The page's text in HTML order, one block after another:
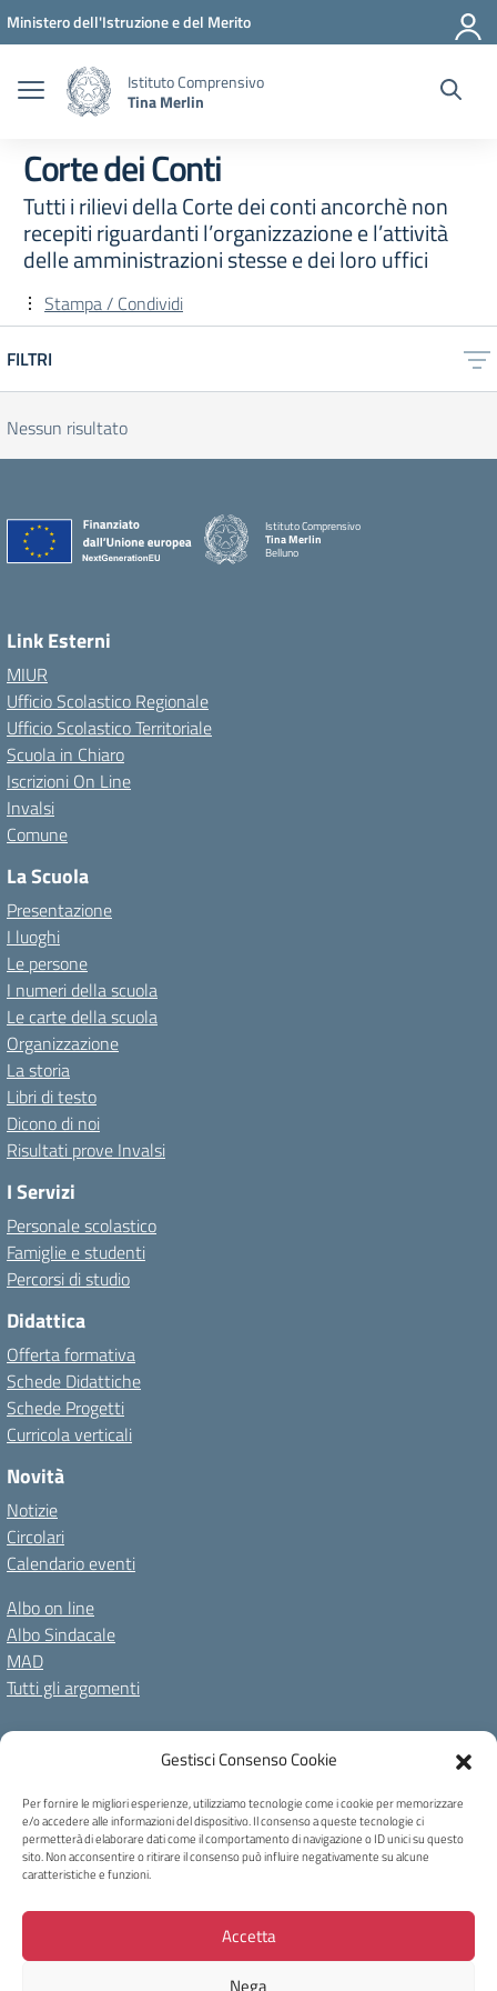
Gestisci Consenso Cookie
Per fornire le migliori esperienze, utilizziamo tecnologie come i cookie per memorizzare
e/o accedere alle informazioni del dispositivo. Il consenso a queste tecnologie ci
permetterà di elaborare dati come il comportamento di navigazione o ID unici su questo
sito. Non acconsentire o ritirare il consenso può influire negativamente su alcune
caratteristiche e funzioni.
Accetta
Nega
Vai ai contenuti
Vai al menu di navigazione
Vai al footer
Ministero dell'Istruzione e del Merito
Istituto Comprensivo
Tina Merlin
Corte dei Conti
Tutti i rilievi della Corte dei conti ancorchè non
recepiti riguardanti l’organizzazione e l’attività
delle amministrazioni stesse e dei loro uffici
Stampa / Condividi
FILTRI
Nessun risultato
Istituto Comprensivo
Tina Merlin
Belluno
Link Esterni
MIUR
Ufficio Scolastico Regionale
Ufficio Scolastico Territoriale
Scuola in Chiaro
Iscrizioni On Line
Invalsi
Comune
La Scuola
Presentazione
I luoghi
Le persone
I numeri della scuola
Le carte della scuola
Organizzazione
La storia
Libri di testo
Dicono di noi
Risultati prove Invalsi
I Servizi
Personale scolastico
Famiglie e studenti
Percorsi di studio
Didattica
Offerta formativa
Schede Didattiche
Schede Progetti
Curricola verticali
Novità
Notizie
Circolari
Calendario eventi
Albo on line
Albo Sindacale
MAD
Tutti gli argomenti
Amministrazione Trasparente
Spazio repositoryAccessibilitàNote LegaliPrivacy Policy
Cookie Policy
Copyright 2023 - I.C Tina Merlin - Belluno
Via Bortolo Castellani, 40 32100 Belluno - Tel +39 0437931814 - Mail:
blic831003@istruzione.it